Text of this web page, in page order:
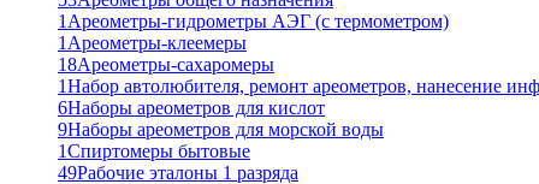
1 Ареометры-гидрометры АЭГ (с термометром)
1 Ареометры-клеемеры
18Ареометры-сахаромеры
1Набор автолюбителя, ремонт ареометров, нанесение
6Наборы ареометров для кислот
9Наборы ареометров для морской воды
1Спиртомеры бытовые
49Рабочие эталоны 1 разряда